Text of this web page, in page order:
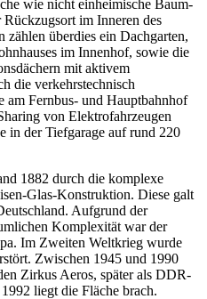
wie nicht einheimische Baum-
im Inneren des
zählen überdies ein Dachgarten,
im Innenhof, sowie die
mit aktivem
die verkehrstechnisch
am Fernbus- und Hauptbahnhof
von Elektrofahrzeugen
in der Tiefgarage auf rund 220
1882 durch die komplexe
Glas-Konstruktion. Diese galt
Aufgrund der
Komplexität war der
Im Zweiten Weltkrieg wurde
Zwischen 1945 und 1990
Zirkus Aeros, später als DDR-
liegt die Fläche brach.